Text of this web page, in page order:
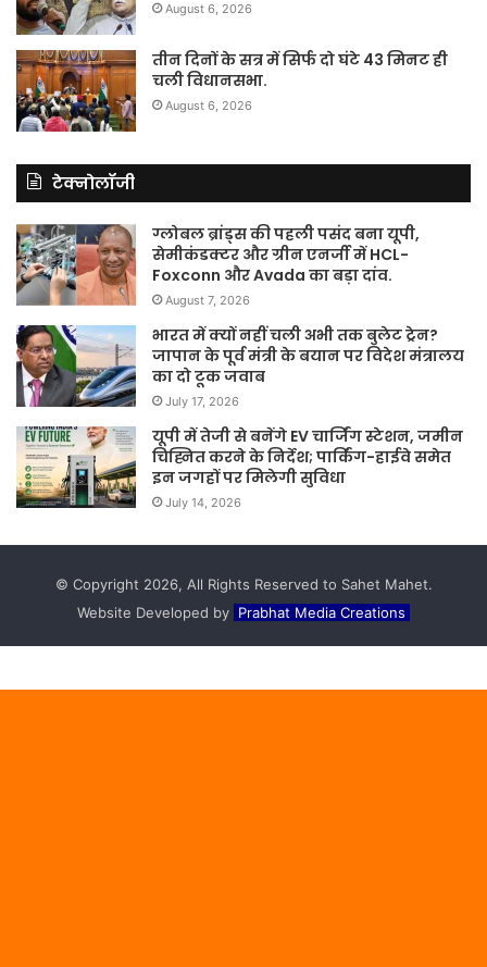
August 6, 2026
तीन दिनों के सत्र में सिर्फ दो घंटे 43 मिनट ही
चली विधानसभा.
August 6, 2026
टेक्नोलॉजी
ग्लोबल ब्रांड्स की पहली पसंद बना यूपी,
सेमीकंडक्टर और ग्रीन एनर्जी में HCL-
Foxconn और Avada का बड़ा दांव.
August 7, 2026
भारत में क्यों नहीं चली अभी तक बुलेट ट्रेन?
जापान के पूर्व मंत्री के बयान पर विदेश मंत्रालय
का दो टूक जवाब
July 17, 2026
यूपी में तेजी से बनेंगे EV चार्जिंग स्टेशन, जमीन
चिह्नित करने के निर्देश; पार्किंग-हाईवे समेत
इन जगहों पर मिलेगी सुविधा
July 14, 2026
© Copyright 2026, All Rights Reserved to Sahet Mahet.
Website Developed by Prabhat Media Creations